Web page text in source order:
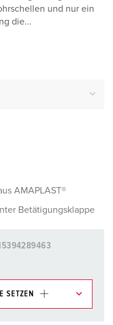
und nur ein
die...
AMAPLAST®
Betätigungsklappe
SETZEN